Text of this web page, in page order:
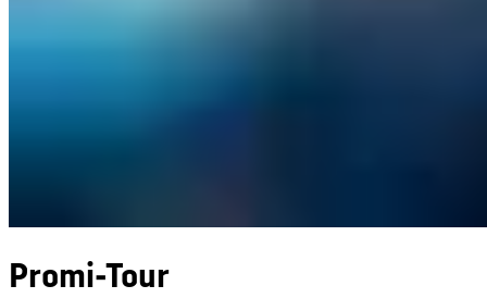
Promi-Tour